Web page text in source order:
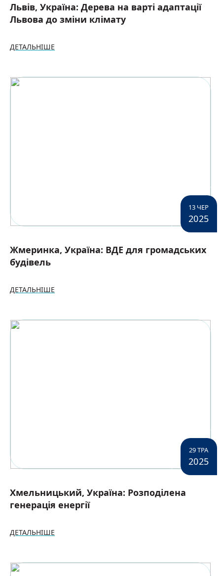
Львів, Україна: Дерева на варті адаптації
Львова до зміни клімату
ДЕТАЛЬНІШЕ
13 ЧЕР
2025
Жмеринка, Україна: ВДЕ для громадських
будівель
ДЕТАЛЬНІШЕ
29 ТРА
2025
Хмельницький, Україна: Розподілена
генерація енергії
ДЕТАЛЬНІШЕ